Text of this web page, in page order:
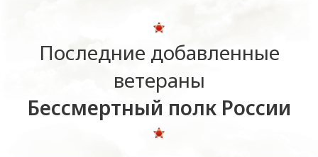
Последние добавленные
ветераны
Бессмертный полк России